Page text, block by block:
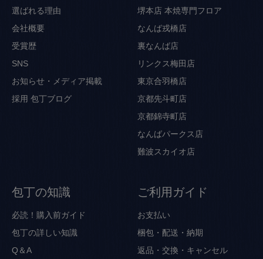
選ばれる理由
会社概要
受賞歴
SNS
お知らせ・メディア掲載
採用 包丁ブログ
堺本店 本焼専門フロア
なんば戎橋店
裏なんば店
リンクス梅田店
東京合羽橋店
京都先斗町店
京都錦寺町店
なんばパークス店
難波スカイオ店
包丁の知識
必読！購入前ガイド
包丁の詳しい知識
Q＆A
ご利用ガイド
お支払い
梱包・配送・納期
返品・交換・キャンセル